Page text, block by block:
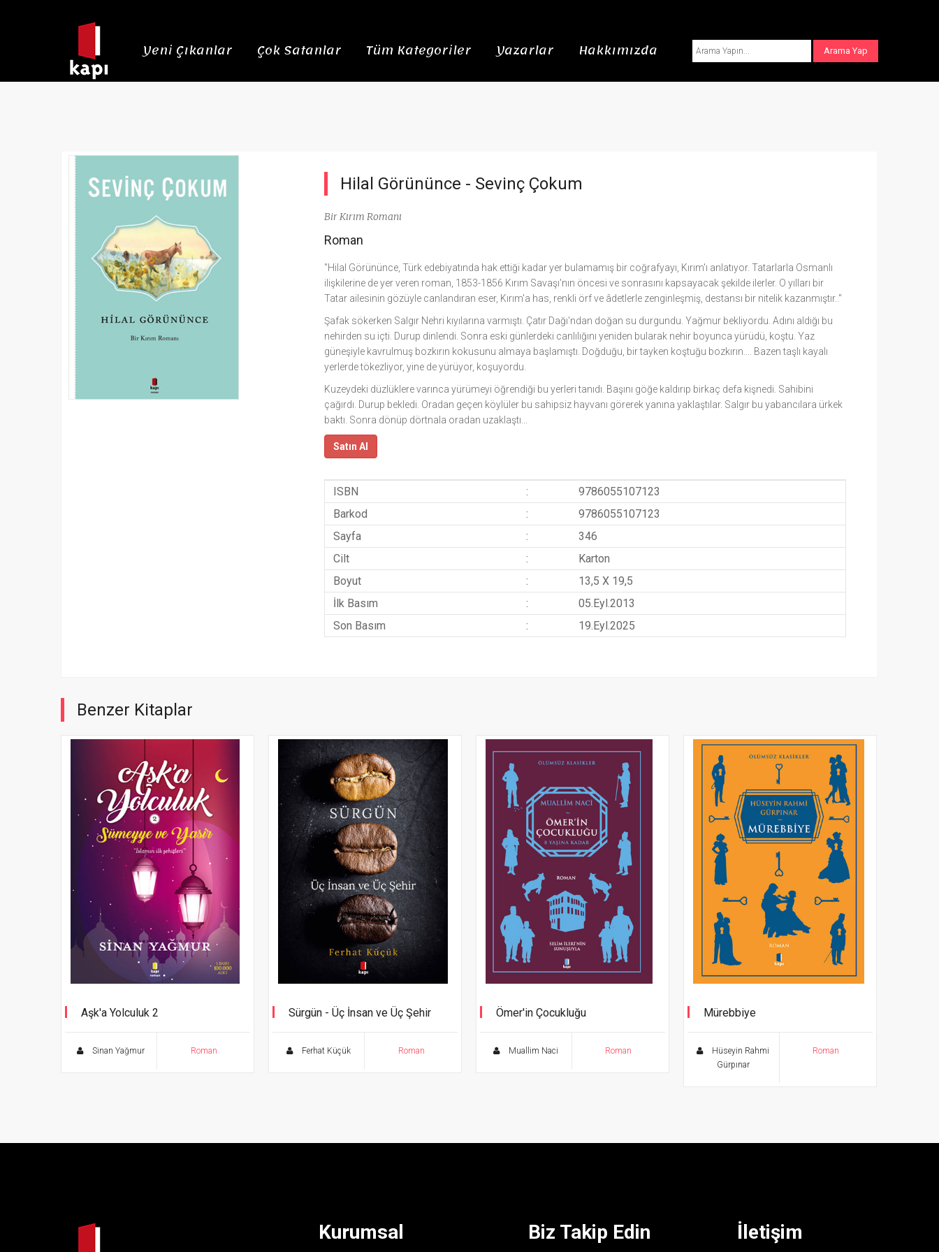
Yeni Çıkanlar Çok Satanlar Tüm Kategoriler Yazarlar Hakkımızda
Hilal Görününce - Sevinç Çokum
Bir Kırım Romanı
Roman
"Hilal Görününce, Türk edebiyatında hak ettiği kadar yer bulamamış bir coğrafyayı, Kırım'ı anlatıyor. Tatarlarla Osmanlı
ilişkilerine de yer veren roman, 1853-1856 Kırım Savaşı'nın öncesi ve sonrasını kapsayacak şekilde ilerler. O yılları bir
Tatar ailesinin gözüyle canlandıran eser, Kırım'a has, renkli örf ve âdetlerle zenginleşmiş, destansı bir nitelik kazanmıştır.."
Şafak sökerken Salgır Nehri kıyılarına varmıştı. Çatır Dağı'ndan doğan su durgundu. Yağmur bekliyordu. Adını aldığı bu
nehirden su içti. Durup dinlendi. Sonra eski günlerdeki canlılığını yeniden bularak nehir boyunca yürüdü, koştu. Yaz
güneşiyle kavrulmuş bozkırın kokusunu almaya başlamıştı. Doğduğu, bir tayken koştuğu bozkırın.... Bazen taşlı kayalı
yerlerde tökezliyor, yine de yürüyor, koşuyordu.
Kuzeydeki düzlüklere varınca yürümeyi öğrendiği bu yerleri tanıdı. Başını göğe kaldırıp birkaç defa kişnedi. Sahibini
çağırdı. Durup bekledi. Oradan geçen köylüler bu sahipsiz hayvanı görerek yanına yaklaştılar. Salgır bu yabancılara ürkek
baktı. Sonra dönüp dörtnala oradan uzaklaştı...
Satın Al
ISBN :
9786055107123
Barkod
:
9786055107123
Sayfa
:
346
Cilt
:
Karton
Boyut
:
13,5 X 19,5
İlk Basım
:
05.Eyl.2013
Son Basım
: 19.Eyl.2025
Benzer Kitaplar
Aşk'a Yolculuk 2
Sinan Yağmur Roman
Sürgün - Üç İnsan ve Üç Şehir
Ferhat Küçük Roman
Ömer'in Çocukluğu
Sunuşuyla
Muallim Naci Roman
Mürebbiye
Hüseyin Rahmi
Gürpınar
Roman
Kurumsal Biz Takip Edin İletişim